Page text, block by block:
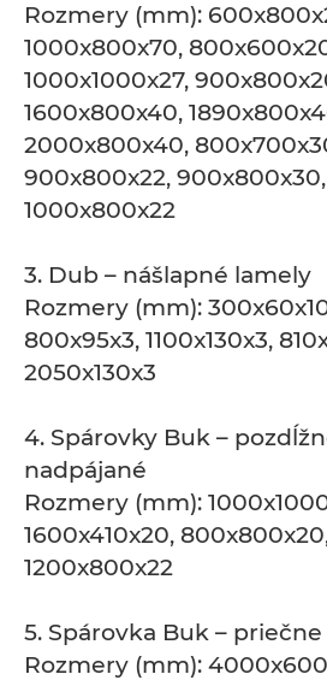
Rozmery (mm):
1000x800x70,
1000x1000x27,
1600x800x40,
2000x800x40,
900x800x22,
1000x800x22
3. Dub – nášlapné lamely
Rozmery (mm):
800x95x3, 1100x130x3,
2050x130x3
4. Spárovky Buk –
nadpájané
Rozmery (mm):
1600x410x20,
1200x800x22
5. Spárovka Buk –
Rozmery (mm):